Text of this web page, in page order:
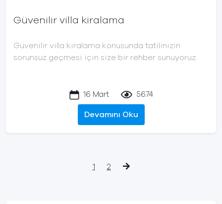
Güvenilir villa kiralama
Güvenilir villa kiralama konusunda tatilinizin
sorunsuz geçmesi için size bir rehber sunuyoruz.
16 Mart 5674
Devamını Oku
1 2